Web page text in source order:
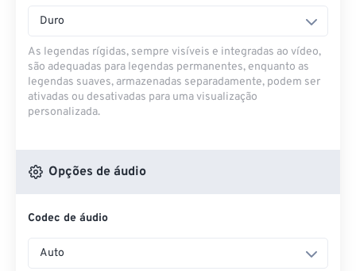
Duro
As legendas rígidas, sempre visíveis e integradas ao vídeo,
são adequadas para legendas permanentes, enquanto as
legendas suaves, armazenadas separadamente, podem ser
ativadas ou desativadas para uma visualização
personalizada.
Opções de áudio
Codec de áudio
Auto